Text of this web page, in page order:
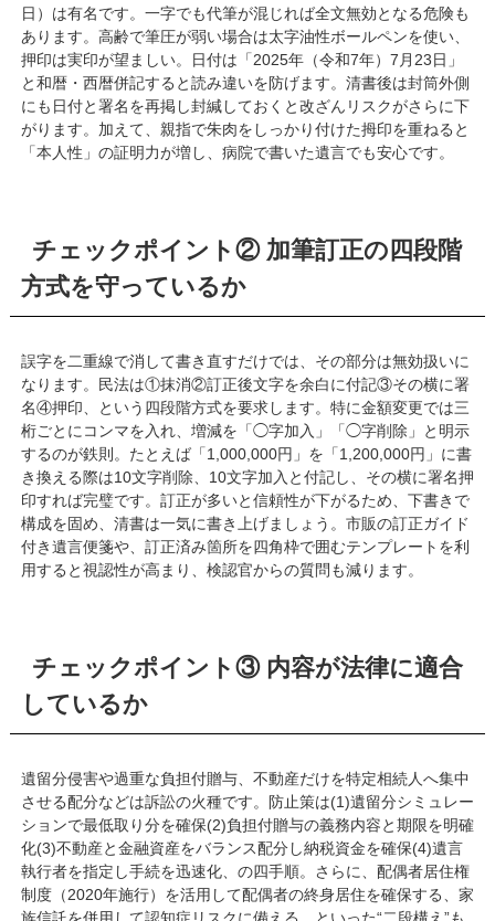
日）は有名です。一字でも代筆が混じれば全文無効となる危険も
あります。高齢で筆圧が弱い場合は太字油性ボールペンを使い、
押印は実印が望ましい。日付は「2025年（令和7年）7月23日」
と和暦・西暦併記すると読み違いを防げます。清書後は封筒外側
にも日付と署名を再掲し封緘しておくと改ざんリスクがさらに下
がります。加えて、親指で朱肉をしっかり付けた拇印を重ねると
「本人性」の証明力が増し、病院で書いた遺言でも安心です。
チェックポイント② 加筆訂正の四段階
方式を守っているか
誤字を二重線で消して書き直すだけでは、その部分は無効扱いに
なります。民法は①抹消②訂正後文字を余白に付記③その横に署
名④押印、という四段階方式を要求します。特に金額変更では三
桁ごとにコンマを入れ、増減を「◯字加入」「◯字削除」と明示
するのが鉄則。たとえば「1,000,000円」を「1,200,000円」に書
き換える際は10文字削除、10文字加入と付記し、その横に署名押
印すれば完璧です。訂正が多いと信頼性が下がるため、下書きで
構成を固め、清書は一気に書き上げましょう。市販の訂正ガイド
付き遺言便箋や、訂正済み箇所を四角枠で囲むテンプレートを利
用すると視認性が高まり、検認官からの質問も減ります。
チェックポイント③ 内容が法律に適合
しているか
遺留分侵害や過重な負担付贈与、不動産だけを特定相続人へ集中
させる配分などは訴訟の火種です。防止策は(1)遺留分シミュレー
ションで最低取り分を確保(2)負担付贈与の義務内容と期限を明確
化(3)不動産と金融資産をバランス配分し納税資金を確保(4)遺言
執行者を指定し手続を迅速化、の四手順。さらに、配偶者居住権
制度（2020年施行）を活用して配偶者の終身居住を確保する、家
族信託を併用して認知症リスクに備える、といった“二段構え”も